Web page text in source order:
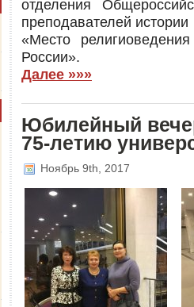
отделения
преподавателей
«Место
России».
Далее »»»
Юбилейный
75-летию
Ноябрь 9th, 2017